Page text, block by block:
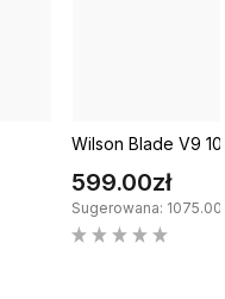
Wilson Blade V9
599.00zł
Sugerowana: